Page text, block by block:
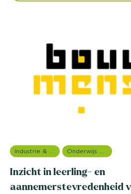
Industrie & Productie Onderwijs onderzoek
Inzicht in leerling- en
aannemerstevredenheid